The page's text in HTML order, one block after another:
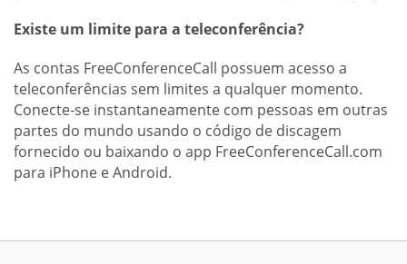
Existe um limite para a teleconferência?
As contas FreeConferenceCall possuem acesso a
teleconferências sem limites a qualquer momento.
Conecte-se instantaneamente com pessoas em outras
partes do mundo usando o código de discagem
fornecido ou baixando o app FreeConferenceCall.com
para iPhone e Android.